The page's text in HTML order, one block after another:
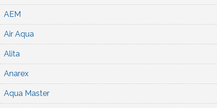
AEM
Air Aqua
Alita
Anarex
Aqua Master